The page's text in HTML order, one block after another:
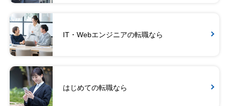
IT・Webエンジニアの転職なら
はじめての転職なら